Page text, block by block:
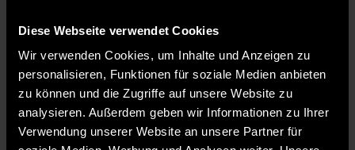
Diese Webseite verwendet Cookies
Wir verwenden Cookies, um Inhalte und Anzeigen zu
personalisieren, Funktionen für soziale Medien anbieten
zu können und die Zugriffe auf unsere Website zu
analysieren. Außerdem geben wir Informationen zu Ihrer
Verwendung unserer Website an unsere Partner für
nurStudierendenwerksbeitrag
EU/EWR Ländern fallen Servicegebühren
pro Semester an. Alle Informationen dazu
findest du hier:Servicegebühren für
internationale Bewerberinnen und
Bewerber aus Nicht-EU-Ländern.